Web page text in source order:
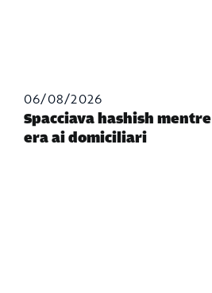
06/08/2026
Spacciava hashish mentre
era ai domiciliari